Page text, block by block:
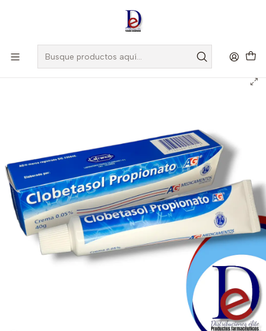
, Si eres nuevo regístrate
CLOBETASOL 0.05% X 40 GR - - AG- VTO SEP 26- 1-D